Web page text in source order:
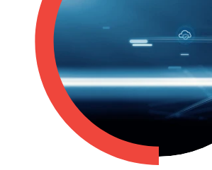
Netherlands
Philippines
Singapore
Switzerland
UK & Ireland